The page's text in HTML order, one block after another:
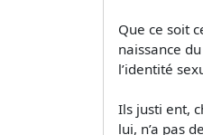
Que ce soit
naissance
l’identité
Ils justi ent,
lui, n’a pas